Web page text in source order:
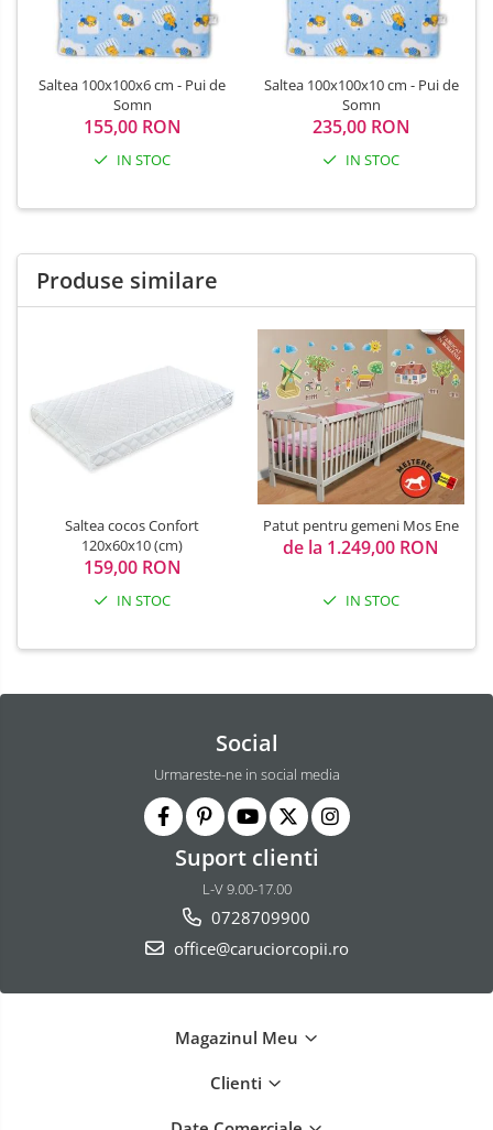
Saltea 100x100x6 cm - Pui de
Somn
155,00 RON
IN STOC
Saltea 100x100x10 cm - Pui de
Somn
235,00 RON
IN STOC
Produse similare
Saltea cocos Confort
120x60x10 (cm)
159,00 RON
IN STOC
Patut pentru gemeni Mos Ene
de la 1.249,00 RON
IN STOC
Social
Urmareste-ne in social media
Suport clienti
L-V 9.00-17.00
0728709900
office@caruciorcopii.ro
Magazinul Meu
Clienti